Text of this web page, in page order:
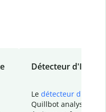
Détecteur d'IA
Le détecteur d'IA
Quillbot analyse votre